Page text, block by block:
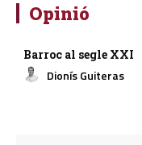
Opinió
Barroc al segle XXI
Dionís Guiteras